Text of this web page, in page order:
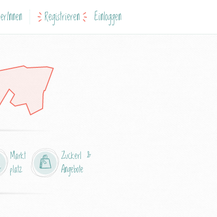
Registrieren Einloggen
Markt
platz
Zuckerl &
Angebote